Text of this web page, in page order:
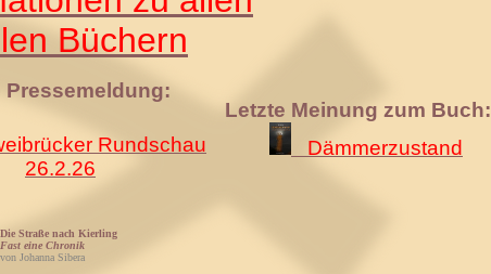
Büchern
Pressemeldung:
Rundschau
26.2.26
Letzte Meinung zum Buch:
Dämmerzustand
Die Straße nach Kierling
Fast eine Chronik
von Johanna Sibera